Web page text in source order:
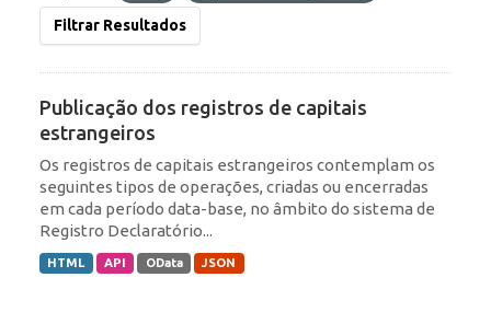
Filtrar Resultados
Publicação dos registros de capitais
estrangeiros
Os registros de capitais estrangeiros contemplam os
seguintes tipos de operações, criadas ou encerradas
em cada período data-base, no âmbito do sistema de
Registro Declaratório...
HTML API OData JSON